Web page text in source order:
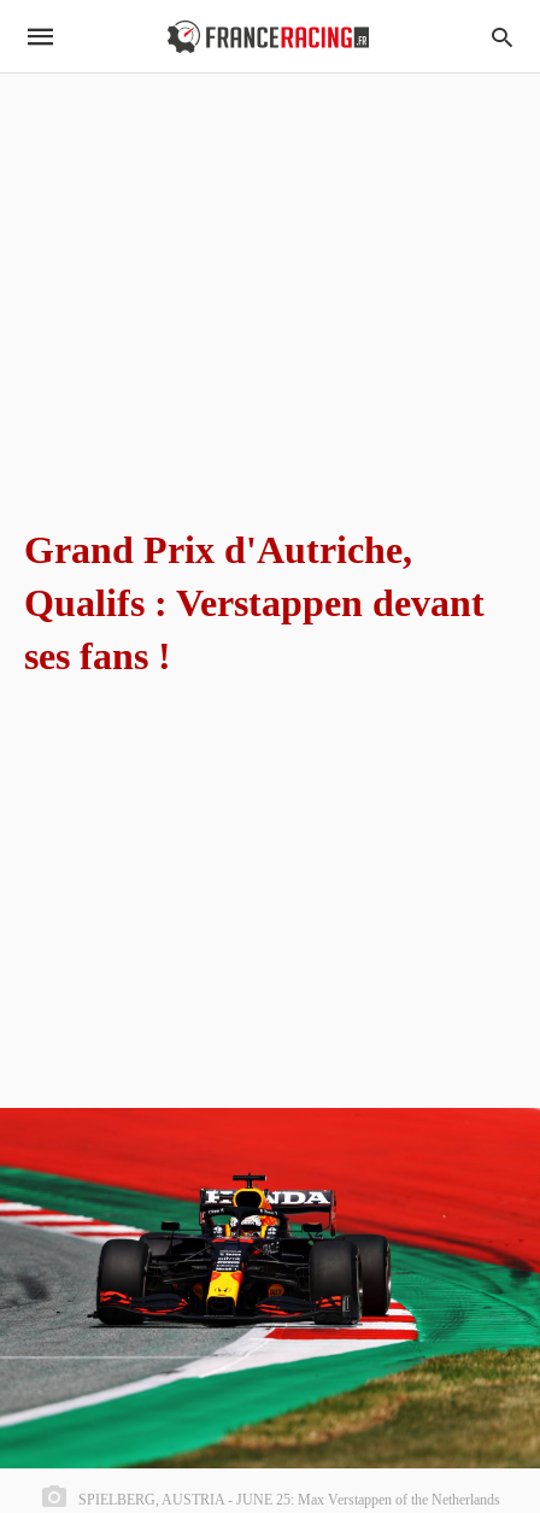
Grand Prix d'Autriche,
Qualifs : Verstappen devant
ses fans !
SPIELBERG, AUSTRIA - JUNE 25: Max Verstappen of the Netherlands